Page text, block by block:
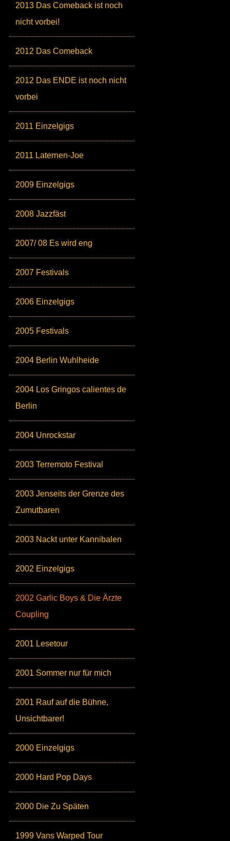
2013 Das Comeback ist noch
nicht vorbei!
2012 Das Comeback
2012 Das ENDE ist noch nicht
vorbei
2011 Einzelgigs
2011 Laternen-Joe
2009 Einzelgigs
2008 Jazzfäst
2007/ 08 Es wird eng
2007 Festivals
2006 Einzelgigs
2005 Festivals
2004 Berlin Wuhlheide
2004 Los Gringos calientes de
Berlin
2004 Unrockstar
2003 Terremoto Festival
2003 Jenseits der Grenze des
Zumutbaren
2003 Nackt unter Kannibalen
2002 Einzelgigs
2002 Garlic Boys & Die Ärzte
Coupling
2001 Lesetour
2001 Sommer nur für mich
2001 Rauf auf die Bühne,
Unsichtbarer!
2000 Einzelgigs
2000 Hard Pop Days
2000 Die Zu Späten
1999 Vans Warped Tour